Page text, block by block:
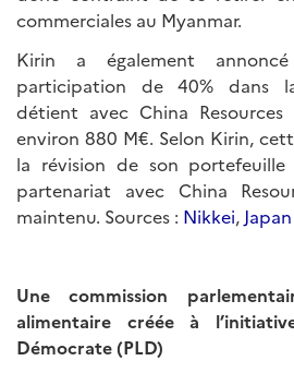
commerciales au Myanmar.
Kirin a également
participation de 40% dans
détient avec China
environ 880 M€. Selon Kirin,
la révision de son portefeuille
partenariat avec China
maintenu. Sources : Nikkei,
Une commission
alimentaire créée à
Démocrate (PLD)